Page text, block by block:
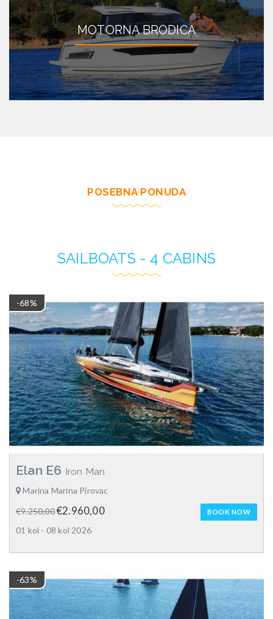
MOTORNA BRODICA
POSEBNA PONUDA
SAILBOATS - 4 CABINS
-68%
Elan E6 Iron Man
Marina Marina Pirovac
BOOK NOW
€9.250,00€2.960,00
01 kol - 08 kol 2026
-63%